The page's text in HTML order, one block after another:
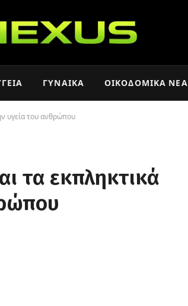
ΓΥΝΑΊΚΑ ΟΙΚΟΔΟΜΙΚΆ ΝΈΑ
υγεία του ανθρώπου
τα εκπληκτικά